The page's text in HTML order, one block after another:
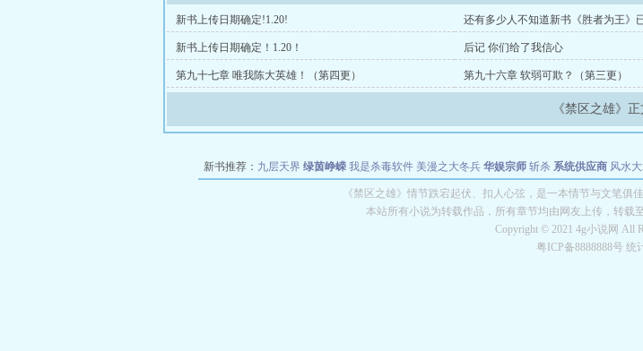
新书上传日期确定!1.20! 还有多少人不知道新书《胜者为王》
新书上传日期确定！1.20！ 后记 你们给了我信心
第九十七章 唯我陈大英雄！（第四更） 第九十六章 软弱可欺？（第三更）
《禁区之雄》正
新书推荐： 九层天界 绿茵峥嵘 我是杀毒软件 美漫之大冬兵 华娱宗师 斩杀 系统供应商 风水
教练万岁 都市全能巨星 绝对交易 全职武神 位面复制大师 华娱特效
长别打脸
《禁区之雄》情节跌宕起伏、扣人心弦，是一本情节与文笔俱
本站所有小说为转载作品，所有章节均由网友上传，转载
Copyright © 2021 4g小说网 All
粤ICP备8888888号 统